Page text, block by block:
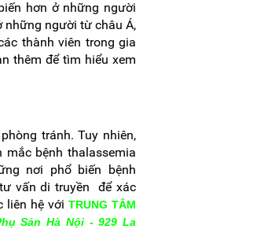
hơn ở những người
những người từ châu Á,
thành viên trong gia
thêm để tìm hiểu xem
tránh. Tuy nhiên,
bệnh thalassemia
nơi phổ biến bệnh
vấn di truyền để xác
liên hệ với TRUNG TÂM
Sản Hà Nội - 929 La